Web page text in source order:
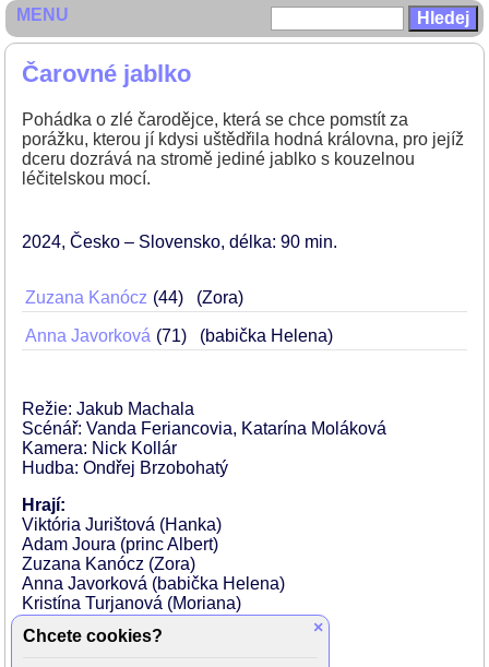
Čarovné jablko
Pohádka o zlé čarodějce, která se chce pomstít za
porážku, kterou jí kdysi uštědřila hodná královna, pro jejíž
dceru dozrává na stromě jediné jablko s kouzelnou
léčitelskou mocí.
2024 Česko – Slovensko délka: 90 min
Zuzana Kanócz 44 (Zora)
Anna Javorková 71 (babička Helena)
Režie: Jakub Machala
Scénář: Vanda Feriancovia, Katarína Moláková
Kamera: Nick Kollár
Hudba: Ondřej Brzobohatý
Hrají:
Viktória Jurištová (Hanka)
Adam Joura (princ Albert)
Zuzana Kanócz (Zora)
Anna Javorková (babička Helena)
Kristína Turjanová (Moriana)
Leona (Dalia)
MENU
×
Chcete cookies?